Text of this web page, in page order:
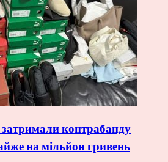
контрабанду
на мільйон гривень